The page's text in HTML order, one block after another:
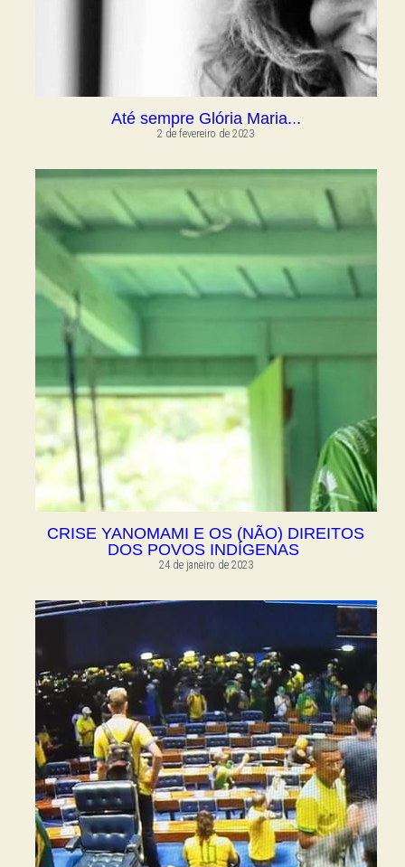
Até sempre Glória Maria...
2 de fevereiro de 2023
CRISE YANOMAMI E OS (NÃO) DIREITOS
DOS POVOS INDÍGENAS
24 de janeiro de 2023